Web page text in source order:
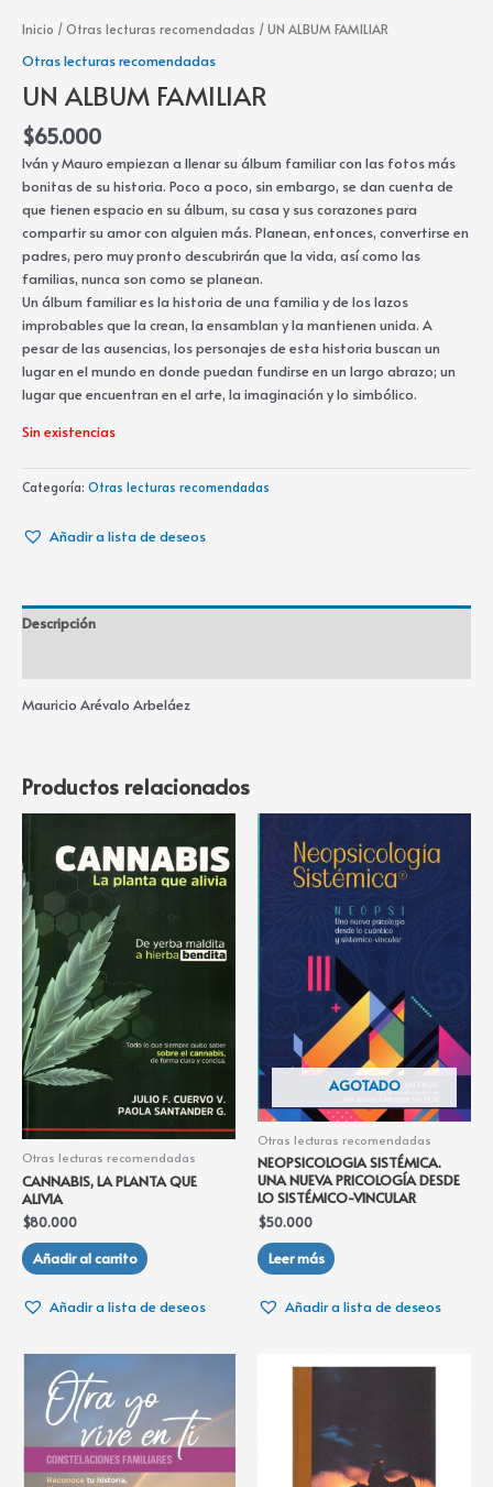
Inicio /Otras lecturas recomendadas / UN ALBUM FAMILIAR
Otras lecturas recomendadas
UN ALBUM FAMILIAR
$65.000
Iván y Mauro empiezan a llenar su álbum familiar con las fotos más
bonitas de su historia. Poco a poco, sin embargo, se dan cuenta de
que tienen espacio en su álbum, su casa y sus corazones para
compartir su amor con alguien más. Planean, entonces, convertirse en
padres, pero muy pronto descubrirán que la vida, así como las
familias, nunca son como se planean.
Un álbum familiar es la historia de una familia y de los lazos
improbables que la crean, la ensamblan y la mantienen unida. A
pesar de las ausencias, los personajes de esta historia buscan un
lugar en el mundo en donde puedan fundirse en un largo abrazo; un
lugar que encuentran en el arte, la imaginación y lo simbólico.
Sin existencias
Categoría: Otras lecturas recomendadas
Añadir a lista de deseos
Descripción
Mauricio Arévalo Arbeláez
Productos relacionados
Otras lecturas recomendadas
CANNABIS, LA PLANTA QUE
ALIVIA
$80.000
Añadir al carrito
Añadir a lista de deseos
AGOTADO
Otras lecturas recomendadas
NEOPSICOLOGIA SISTÉMICA.
UNA NUEVA PRICOLOGÍA DESDE
LO SISTÉMICO-VINCULAR
$50.000
Leer más
Añadir a lista de deseos